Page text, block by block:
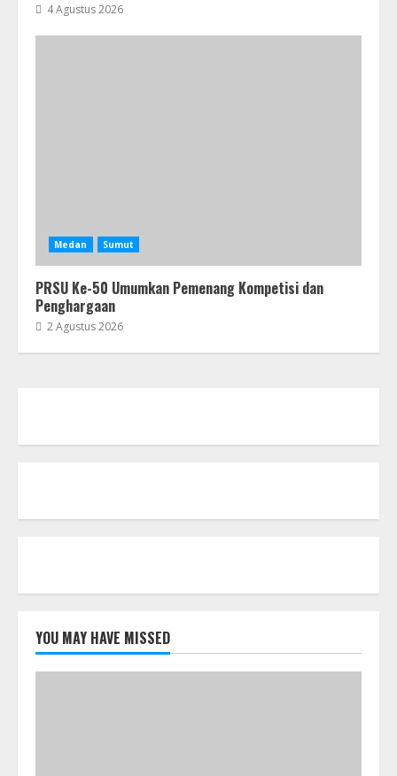
4 Agustus 2026
Medan Sumut
PRSU Ke-50 Umumkan Pemenang Kompetisi dan
Penghargaan
2 Agustus 2026
YOU MAY HAVE MISSED